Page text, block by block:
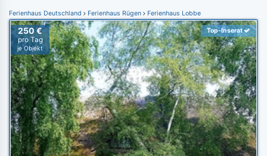
Ferienhaus Deutschland Ferienhaus Rügen Ferienhaus Lobbe
250 €
pro Tag
je Objekt
Top-Inserat